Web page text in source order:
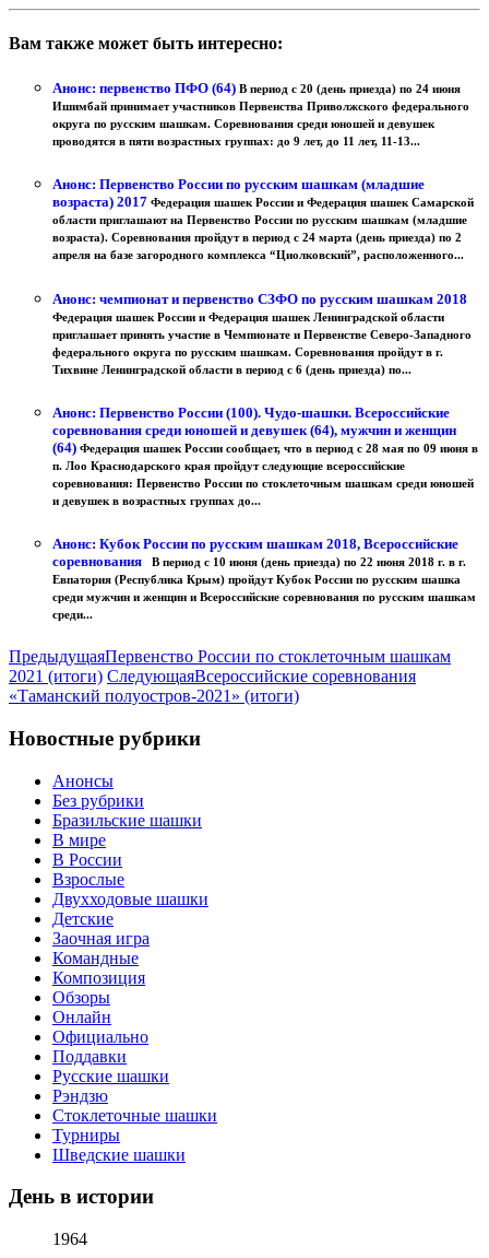
Вам также может быть интересно:
Анонс: первенство ПФО (64) В период с 20 (день приезда) по 24 июня
Ишимбай принимает участников Первенства Приволжского федерального
округа по русским шашкам. Соревнования среди юношей и девушек
проводятся в пяти возрастных группах: до 9 лет, до 11 лет, 11-13...
Анонс: Первенство России по русским шашкам (младшие
возраста) 2017 Федерация шашек России и Федерация шашек Самарской
области приглашают на Первенство России по русским шашкам (младшие
возраста). Соревнования пройдут в период с 24 марта (день приезда) по 2
апреля на базе загородного комплекса “Циолковский”, расположенного...
Анонс: чемпионат и первенство СЗФО по русским шашкам 2018
Федерация шашек России и Федерация шашек Ленинградской области
приглашает принять участие в Чемпионате и Первенстве Северо-Западного
федерального округа по русским шашкам. Соревнования пройдут в г.
Тихвине Ленинградской области в период с 6 (день приезда) по...
Анонс: Первенство России (100). Чудо-шашки. Всероссийские
соревнования среди юношей и девушек (64), мужчин и женщин
(64) Федерация шашек России сообщает, что в период с 28 мая по 09 июня в
п. Лоо Краснодарского края пройдут следующие всероссийские
соревнования: Первенство России по стоклеточным шашкам среди юношей
и девушек в возрастных группах до...
Анонс: Кубок России по русским шашкам 2018, Всероссийские
соревнования
В период с 10 июня (день приезда) по 22 июня 2018 г. в г.
Евпатория (Республика Крым) пройдут Кубок России по русским шашка
среди мужчин и женщин и Всероссийские соревнования по русским шашкам
среди...
ПредыдущаяПервенство России по стоклеточным шашкам
2021 (итоги) СледующаяВсероссийские соревнования
«Таманский полуостров-2021» (итоги)
Новостные рубрики
Анонсы
Без рубрики
Бразильские шашки
В мире
В России
Взрослые
Двухходовые шашки
Детские
Заочная игра
Командные
Композиция
Обзоры
Онлайн
Официально
Поддавки
Русские шашки
Рэндзю
Стоклеточные шашки
Турниры
Шведские шашки
День в истории
1964